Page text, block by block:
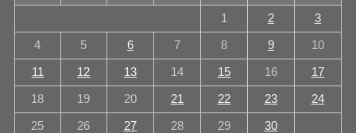
1 2 3
4 5 6 7 8 9 10
11 12 13 14 15 16 17
18 19 20 21 22 23 24
25 26 27 28 29
30